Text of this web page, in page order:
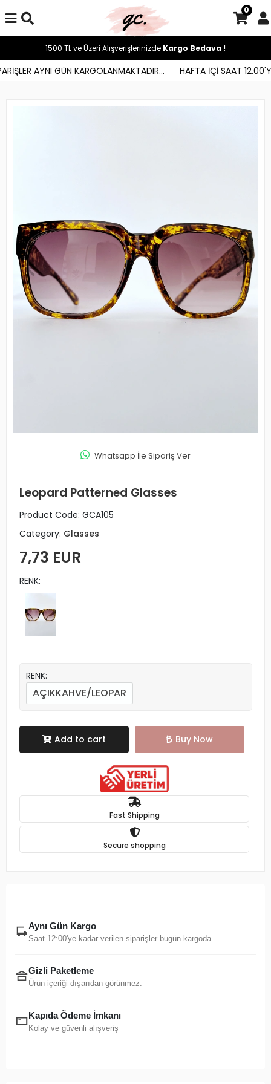
AYNI GÜN KARGOLANMAKTADIR... HAFTA İÇİ SAAT
0
1500 TL ve Üzeri Alışverişlerinizde Kargo Bedava !
Whatsapp İle Sipariş Ver
Leopard Patterned Glasses
Product Code: GCA105
Category: Glasses
7,73 EUR
RENK:
RENK:
AÇIKKAHVE/LEOPAR
Add to cart Buy Now
Fast Shipping
Secure shopping
Aynı Gün Kargo
Saat 12:00'ye kadar verilen siparişler bugün kargoda.
Gizli Paketleme
Ürün içeriği dışarıdan görünmez.
Kapıda Ödeme İmkanı
Kolay ve güvenli alışveriş